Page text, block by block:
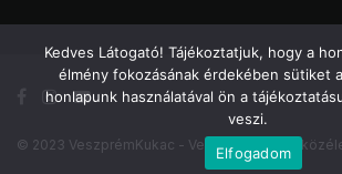
© 2023 VeszprémKukac - Veszprém online
Kedves Látogató! Tájékoztatjuk, hogy a
élmény fokozásának érdekében sütiket
honlapunk használatával ön a
veszi.
Elfogadom